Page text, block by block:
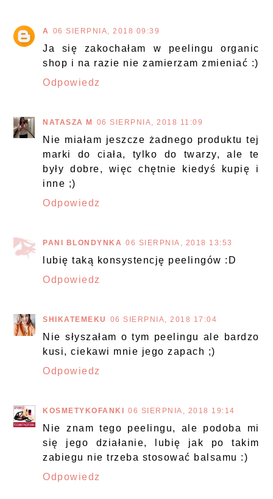
A 06 SIERPNIA, 2018 09:39
Ja się zakochałam w peelingu organic
shop i na razie nie zamierzam zmieniać :)
Odpowiedz
NATASZA M 06 SIERPNIA, 2018 11:09
Nie miałam jeszcze żadnego produktu tej
marki do ciała, tylko do twarzy, ale te
były dobre, więc chętnie kiedyś kupię i
inne ;)
Odpowiedz
PANI BLONDYNKA 06 SIERPNIA, 2018 13:53
lubię taką konsystencję peelingów :D
Odpowiedz
SHIKATEMEKU 06 SIERPNIA, 2018 17:04
Nie słyszałam o tym peelingu ale bardzo
kusi, ciekawi mnie jego zapach ;)
Odpowiedz
KOSMETYKOFANKI 06 SIERPNIA, 2018 19:14
Nie znam tego peelingu, ale podoba mi
się jego działanie, lubię jak po takim
zabiegu nie trzeba stosować balsamu :)
Odpowiedz